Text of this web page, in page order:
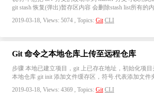
git stash 恢复(弹出)暂存区内容 会删除stash list所有的
2019-03-18, Views: 5074 , Topics: Git CLI
Git 命令之本地仓库上传至远程仓库
步骤 本地已建立项目，git 上已存在地址，初始化项
本地仓库 git init 添加文件缓存区，符号.代表添加文件
2019-03-18, Views: 4369 , Topics: Git CLI